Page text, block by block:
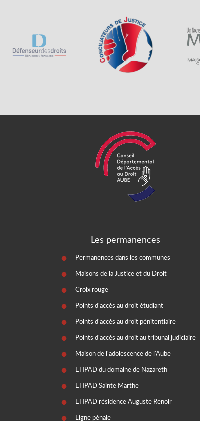
Les permanences
Permanences dans les communes
Maisons de la Justice et du Droit
Croix rouge
Points d'accès au droit étudiant
Points d'accès au droit pénitentiaire
Points d'accès au droit au tribunal judiciaire
Maison de l'adolescence de l'Aube
EHPAD du domaine de Nazareth
EHPAD Sainte Marthe
EHPAD résidence Auguste Renoir
Ligne pénale